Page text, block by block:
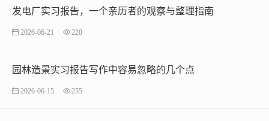
发电厂实习报告，一个亲历者的观察与整理指南
2026-06-21 220
园林造景实习报告写作中容易忽略的几个点
2026-06-15 255